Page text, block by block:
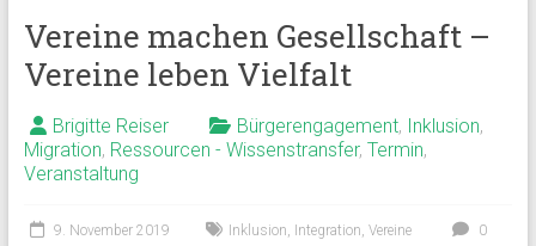
Vereine machen Gesellschaft –
Vereine leben Vielfalt
Brigitte Reiser Bürgerengagement, Inklusion,
Migration, Ressourcen - Wissenstransfer, Termin,
Veranstaltung
9. November 2019 Inklusion, Integration, Vereine
0